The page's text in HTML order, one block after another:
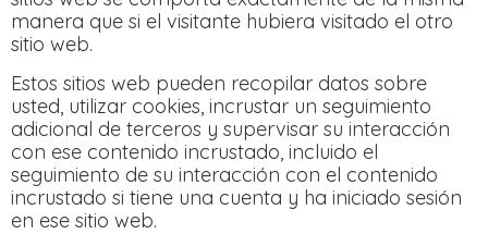
manera que si el visitante hubiera visitado el otro
sitio web.
Estos sitios web pueden recopilar datos sobre
usted, utilizar cookies, incrustar un seguimiento
adicional de terceros y supervisar su interacción
con ese contenido incrustado, incluido el
seguimiento de su interacción con el contenido
incrustado si tiene una cuenta y ha iniciado sesión
en ese sitio web.